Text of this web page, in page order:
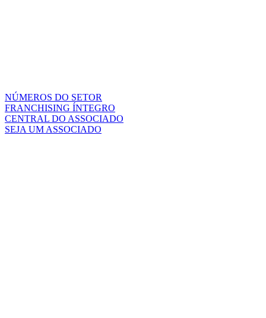
NÚMEROS DO SETOR
FRANCHISING ÍNTEGRO
CENTRAL DO ASSOCIADO
SEJA UM ASSOCIADO